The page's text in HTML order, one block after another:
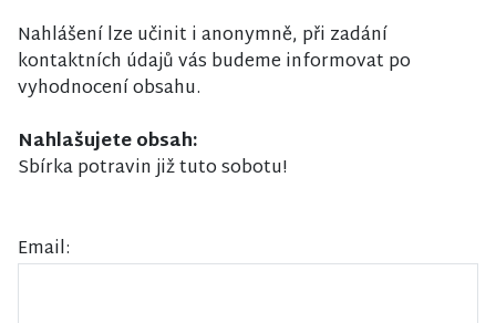
Nahlášení lze učinit i anonymně, při zadání
kontaktních údajů vás budeme informovat po
vyhodnocení obsahu.
Nahlašujete obsah:
Sbírka potravin již tuto sobotu!
Email: